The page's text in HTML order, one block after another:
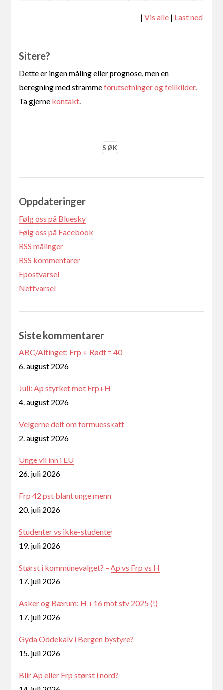
|Vis alle | Last ned
Sitere?
Dette er ingen måling eller prognose, men en
beregning med strammeforutsetninger og feilkilder.
Ta gjerne kontakt.
Oppdateringer
Følg oss på Bluesky
Følg oss på Facebook
RSS målinger
RSS kommentarer
Epostvarsel
Nettvarsel
Siste kommentarer
ABC/Altinget: Frp + Rødt = 40
6. august 2026
Juli: Ap styrket mot Frp+H
4. august 2026
Velgerne delt om formuesskatt
2. august 2026
Unge vil inn i EU
26. juli 2026
Frp 42 pst blant unge menn
20. juli 2026
Studenter vs ikke-studenter
19. juli 2026
Størst i kommunevalget? – Ap vs Frp vs H
17. juli 2026
Asker og Bærum: H +16 mot stv 2025 (!)
17. juli 2026
Gyda Oddekalv i Bergen bystyre?
15. juli 2026
Blir Ap eller Frp størst i nord?